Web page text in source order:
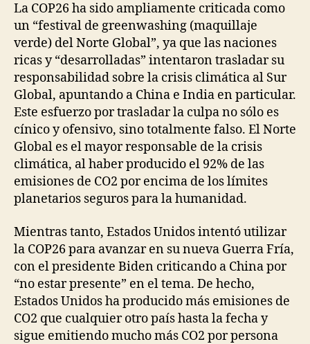
La COP26 ha sido ampliamente criticada como
un “festival de greenwashing (maquillaje
verde) del Norte Global”, ya que las naciones
ricas y “desarrolladas” intentaron trasladar su
responsabilidad sobre la crisis climática al Sur
Global, apuntando a China e India en particular.
Este esfuerzo por trasladar la culpa no sólo es
cínico y ofensivo, sino totalmente falso. El Norte
Global es el mayor responsable de la crisis
climática, al haber producido el 92% de las
emisiones de CO2 por encima de los límites
planetarios seguros para la humanidad.
Mientras tanto, Estados Unidos intentó utilizar
la COP26 para avanzar en su nueva Guerra Fría,
con el presidente Biden criticando a China por
“no estar presente” en el tema. De hecho,
Estados Unidos ha producido más emisiones de
CO2 que cualquier otro país hasta la fecha y
sigue emitiendo mucho más CO2 por persona